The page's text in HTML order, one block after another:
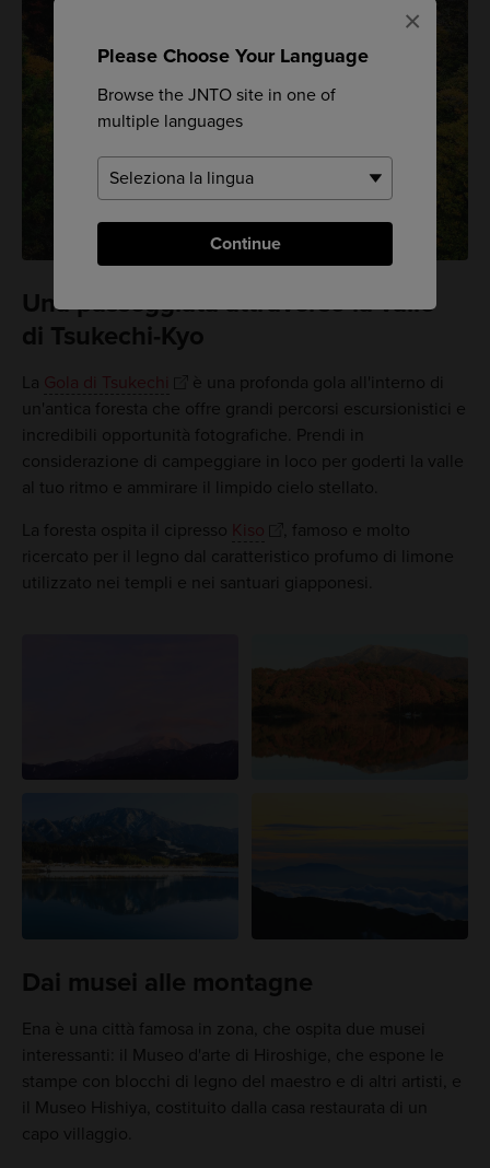
Please Choose Your Language
Browse the JNTO site in one of
multiple languages
Continue
×
Una passeggiata attraverso la valle
di Tsukechi-Kyo
La Gola di Tsukechi
è una profonda gola all'interno di
un'antica foresta che offre grandi percorsi escursionistici e
incredibili opportunità fotografiche. Prendi in
considerazione di campeggiare in loco per goderti la valle
al tuo ritmo e ammirare il limpido cielo stellato.
La foresta ospita il cipresso Kiso
, famoso e molto
ricercato per il legno dal caratteristico profumo di limone
utilizzato nei templi e nei santuari giapponesi.
Dai musei alle montagne
Ena è una città famosa in zona, che ospita due musei
interessanti: il Museo d'arte di Hiroshige, che espone le
stampe con blocchi di legno del maestro e di altri artisti, e
il Museo Hishiya, costituito dalla casa restaurata di un
capo villaggio.